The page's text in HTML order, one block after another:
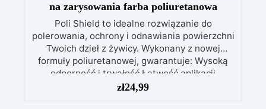
na zarysowania farba poliuretanowa
Poli Shield to idealne rozwiązanie do
polerowania, ochrony i odnawiania powierzchni
Twoich dzieł z żywicy. Wykonany z nowej
formuły poliuretanowej, gwarantuje: Wysoką
odporność i trwałość Łatwość aplikacji
Gwarantowane bezpieczeństwo podczas
użytkowania Ekonomiczność i wygodę w
zł24,99